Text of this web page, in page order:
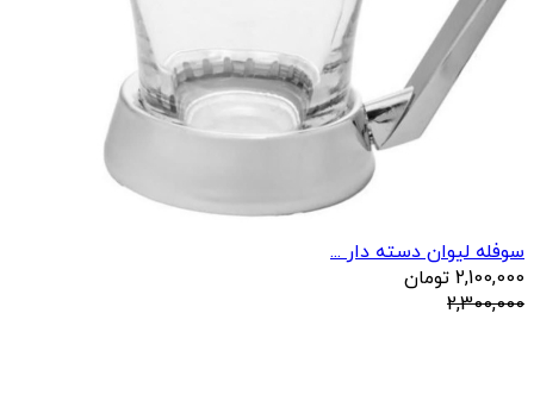
سوفله لیوان دسته دار ...
2,100,000 تومان
2,300,000